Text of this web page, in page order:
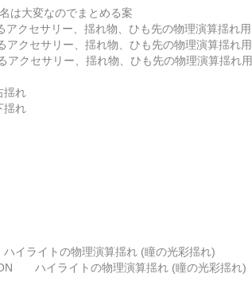
は大変なのでまとめる案
セサリー、揺れ物、ひも先の物理演算揺れ用
セサリー、揺れ物、ひも先の物理演算揺れ用
セサリー、揺れ物、ひも先の物理演算揺れ用
れ
れ
ライトの物理演算揺れ (瞳の光彩揺れ)
ハイライトの物理演算揺れ (瞳の光彩揺れ)